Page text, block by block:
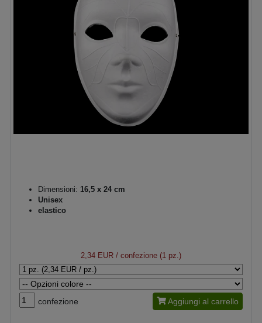
Dimensioni: 16,5 x 24 cm
Unisex
elastico
2,34 EUR / confezione (1 pz.)
confezione Aggiungi al carrello